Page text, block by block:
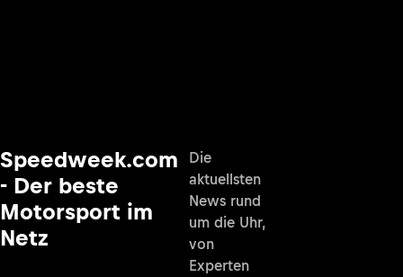
Speedweek.com
- Der beste
Motorsport im
Netz
Die
aktuellsten
News rund
um die Uhr,
von
Experten